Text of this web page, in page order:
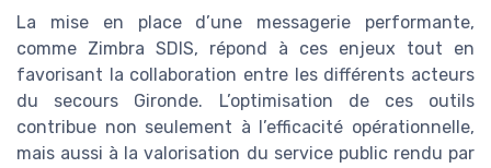
La mise en place d’une messagerie performante,
comme Zimbra SDIS, répond à ces enjeux tout en
favorisant la collaboration entre les différents acteurs
du secours Gironde. L’optimisation de ces outils
contribue non seulement à l’efficacité opérationnelle,
mais aussi à la valorisation du service public rendu par